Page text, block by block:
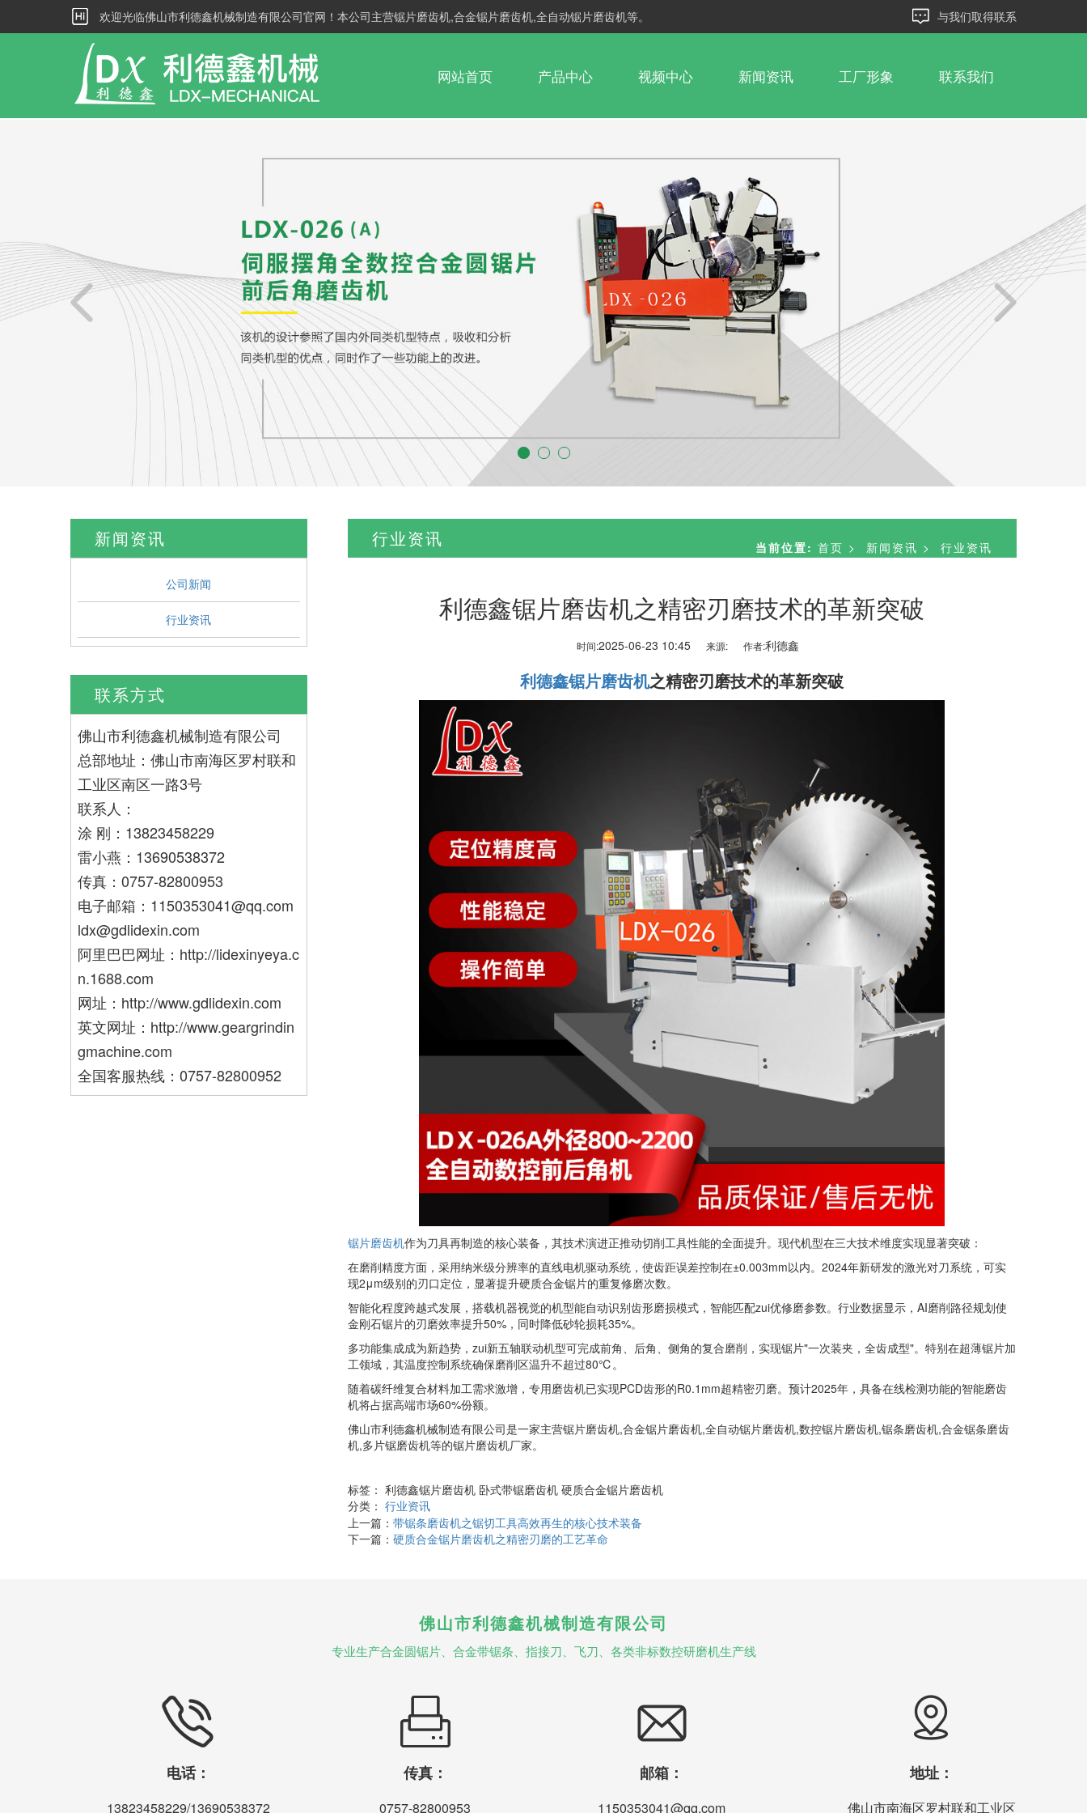
欢迎光临佛山市利德鑫机械制造有限公司官网！本公司主营锯片磨齿机,合金锯片磨齿机,全自动锯片磨齿机等。 与我们取得联系
网站首页 产品中心 视频中心 新闻资讯 工厂形象 联系我们
新闻资讯
公司新闻
行业资讯
联系方式
佛山市利德鑫机械制造有限公司
总部地址：佛山市南海区罗村联和
工业区南区一路3号
联系人：
涂 刚：13823458229
雷小燕：13690538372
传真：0757-82800953
电子邮箱：1150353041@qq.com
ldx@gdlidexin.com
阿里巴巴网址：http://lidexinyeya.c
n.1688.com
网址：http://www.gdlidexin.com
英文网址：http://www.geargrindin
gmachine.com
全国客服热线：0757-82800952
行业资讯 当前位置: 首页 > 新闻资讯 > 行业资讯
利德鑫锯片磨齿机之精密刃磨技术的革新突破
时间:2025-06-23 10:45 来源: 作者:利德鑫
利德鑫锯片磨齿机之精密刃磨技术的革新突破
锯片磨齿机作为刀具再制造的核心装备，其技术演进正推动切削工具性能的全面提升。现代机型在三大技术维度实现显著突破：
在磨削精度方面，采用纳米级分辨率的直线电机驱动系统，使齿距误差控制在±0.003mm以内。2024年新研发的激光对刀系统，可实
现2μm级别的刃口定位，显著提升硬质合金锯片的重复修磨次数。
智能化程度跨越式发展，搭载机器视觉的机型能自动识别齿形磨损模式，智能匹配zui优修磨参数。行业数据显示，AI磨削路径规划使
金刚石锯片的刃磨效率提升50%，同时降低砂轮损耗35%。
多功能集成成为新趋势，zui新五轴联动机型可完成前角、后角、侧角的复合磨削，实现锯片"一次装夹，全齿成型"。特别在超薄锯片加
工领域，其温度控制系统确保磨削区温升不超过80℃。
随着碳纤维复合材料加工需求激增，专用磨齿机已实现PCD齿形的R0.1mm超精密刃磨。预计2025年，具备在线检测功能的智能磨齿
机将占据高端市场60%份额。
佛山市利德鑫机械制造有限公司是一家主营锯片磨齿机,合金锯片磨齿机,全自动锯片磨齿机,数控锯片磨齿机,锯条磨齿机,合金锯条磨齿
机,多片锯磨齿机等的锯片磨齿机厂家。
标签： 利德鑫锯片磨齿机 卧式带锯磨齿机 硬质合金锯片磨齿机
分类： 行业资讯
上一篇： 带锯条磨齿机之锯切工具高效再生的核心技术装备
下一篇： 硬质合金锯片磨齿机之精密刃磨的工艺革命
佛山市利德鑫机械制造有限公司
专业生产合金圆锯片、合金带锯条、指接刀、飞刀、各类非标数控研磨机生产线
电话：
13823458229/13690538372
传真：
0757-82800953
邮箱：
1150353041@qq.com
地址：
佛山市南海区罗村联和工业区